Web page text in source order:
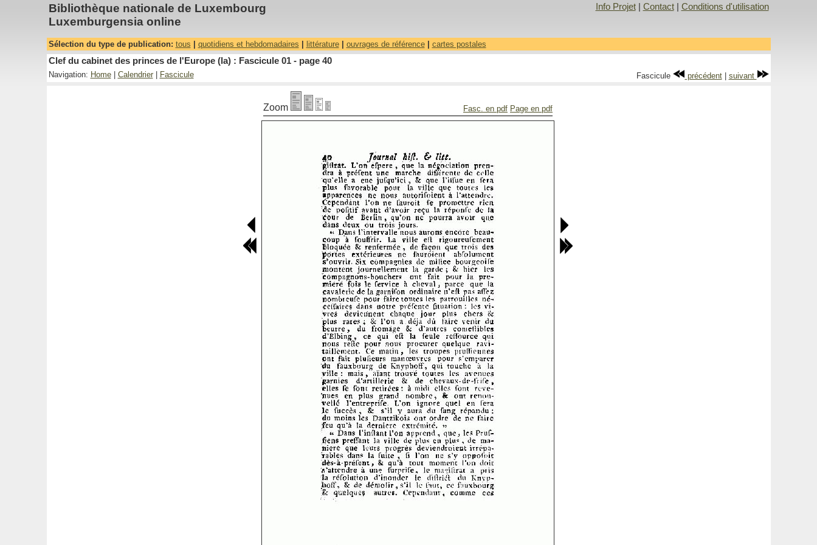
Bibliothèque nationale de Luxembourg
Luxemburgensia online
Info Projet| Contact| Conditions d'utilisation
Sélection du type de publication: tous quotidiens et hebdomadaires littérature| ouvrages de référence| cartes postales
Clef du cabinet des princes de l'Europe (la) : Fascicule 01 - page 40
Navigation: Home| Calendrier| Fascicule Fascicule précédent| suivant
Zoom Fasc. en pdf Page en pdf